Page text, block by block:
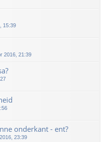
15:39
2016, 21:39
onderkant - ent?
23:39